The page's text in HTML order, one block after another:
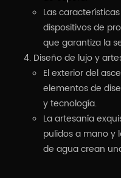
Las
dispositivos de
que garantiza la
Diseño de lujo y
El exterior del
elementos de
y tecnología.
La artesanía
pulidos a mano y
de agua crean